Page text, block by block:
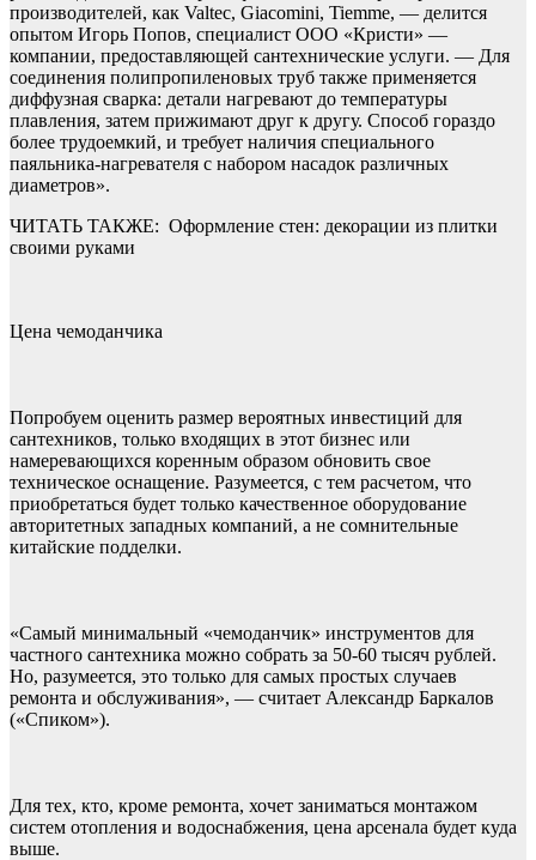
производителей, как Valtec, Giacomini, Tiemme, — делится
опытом Игорь Попов, специалист ООО «Кристи» —
компании, предоставляющей сантехнические услуги. — Для
соединения полипропиленовых труб также применяется
диффузная сварка: детали нагревают до температуры
плавления, затем прижимают друг к другу. Способ гораздо
более трудоемкий, и требует наличия специального
паяльника-нагревателя с набором насадок различных
диаметров».
ЧИТАТЬ ТАКЖЕ: Оформление стен: декорации из плитки
своими руками
Цена чемоданчика
Попробуем оценить размер вероятных инвестиций для
сантехников, только входящих в этот бизнес или
намеревающихся коренным образом обновить свое
техническое оснащение. Разумеется, с тем расчетом, что
приобретаться будет только качественное оборудование
авторитетных западных компаний, а не сомнительные
китайские подделки.
«Самый минимальный «чемоданчик» инструментов для
частного сантехника можно собрать за 50-60 тысяч рублей.
Но, разумеется, это только для самых простых случаев
ремонта и обслуживания», — считает Александр Баркалов
(«Спиком»).
Для тех, кто, кроме ремонта, хочет заниматься монтажом
систем отопления и водоснабжения, цена арсенала будет куда
выше.